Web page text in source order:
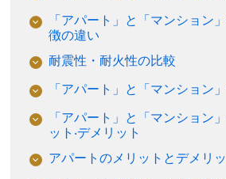
「アパート」と「マンション
徴の違い
耐震性・耐火性の比較
「アパート」と「マンション
「アパート」と「マンション
ット‧デメリット
アパートのメリットとデメリ